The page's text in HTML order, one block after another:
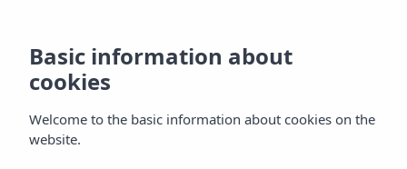
Basic information about
cookies
Welcome to the basic information about cookies on the
website.